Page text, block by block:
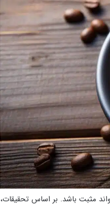
مثبت باشد. بر اساس تحقیقات،